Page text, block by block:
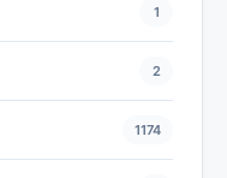
1
2
1174